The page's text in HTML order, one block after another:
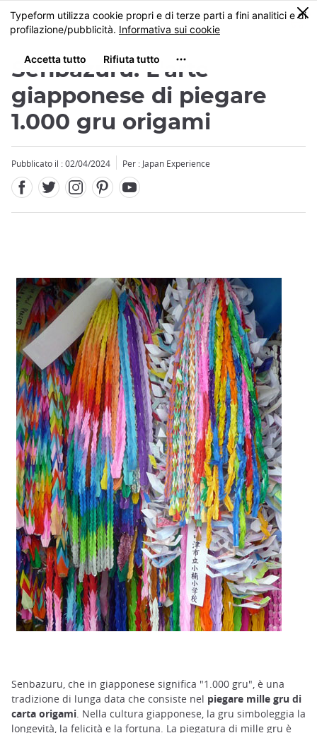
Skip
to
content
MENU
0
Senbazuru: L'arte
giapponese di piegare
1.000 gru origami
Pubblicato il : 02/04/2024 Per : Japan Experience
Senbazuru, che in giapponese significa "1.000 gru", è una
tradizione di lunga data che consiste nel piegare mille gru di
carta origami. Nella cultura giapponese, la gru simboleggia la
longevità, la felicità e la fortuna. La piegatura di mille gru è